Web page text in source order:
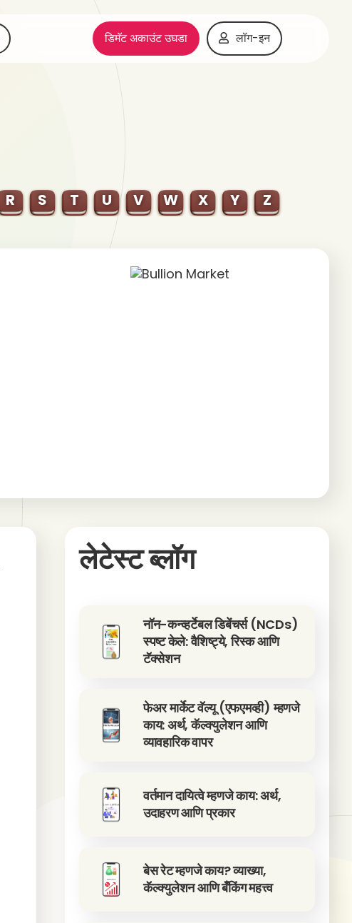
डिमॅट अकाउंट उघडा लॉग-इन
R S T U V W X Y Z
लेटेस्ट ब्लॉग
नॉन-कन्व्हर्टेबल डिबेंचर्स (NCDs)
स्पष्ट केले: वैशिष्ट्ये, रिस्क आणि
टॅक्सेशन
फेअर मार्केट वॅल्यू (एफएमव्ही) म्हणजे
काय: अर्थ, कॅल्क्युलेशन आणि
व्यावहारिक वापर
वर्तमान दायित्वे म्हणजे काय: अर्थ,
उदाहरण आणि प्रकार
बेस रेट म्हणजे काय? व्याख्या,
कॅल्क्युलेशन आणि बँकिंग महत्त्व